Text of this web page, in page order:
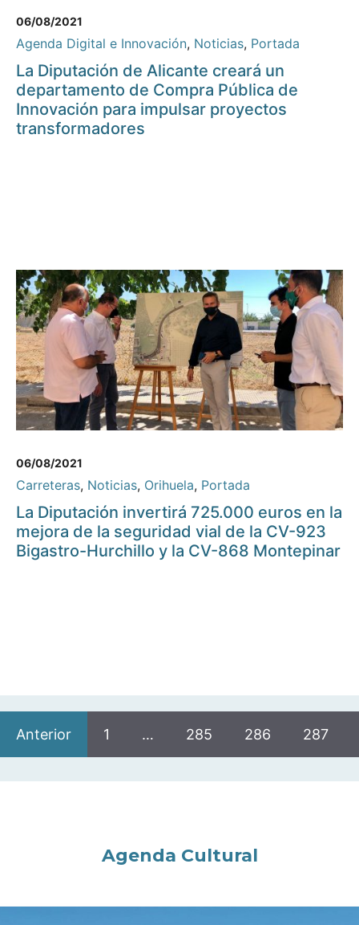
06/08/2021
Agenda Digital e Innovación, Noticias, Portada
La Diputación de Alicante creará un
departamento de Compra Pública de
Innovación para impulsar proyectos
transformadores
06/08/2021
Carreteras, Noticias, Orihuela, Portada
La Diputación invertirá 725.000 euros en la
mejora de la seguridad vial de la CV-923
Bigastro-Hurchillo y la CV-868 Montepinar
Anterior 1 … 285 286 287
Agenda Cultural